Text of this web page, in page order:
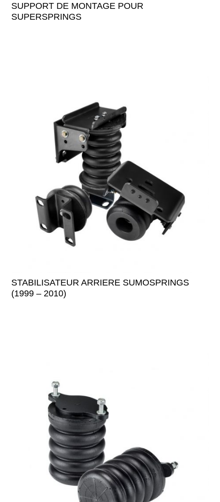
SUPPORT DE MONTAGE POUR
SUPERSPRINGS
STABILISATEUR ARRIERE SUMOSPRINGS
(1999 – 2010)